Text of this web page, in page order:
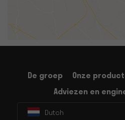
De groep Onze
Adviezen en
Dutch